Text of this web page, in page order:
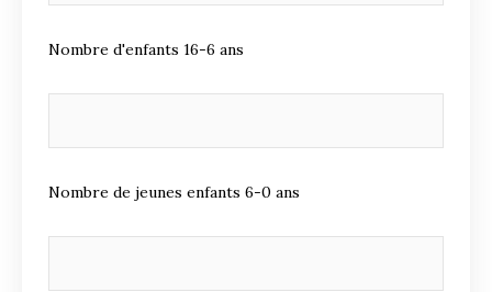
Nombre d'enfants 16-6 ans
Nombre de jeunes enfants 6-0 ans